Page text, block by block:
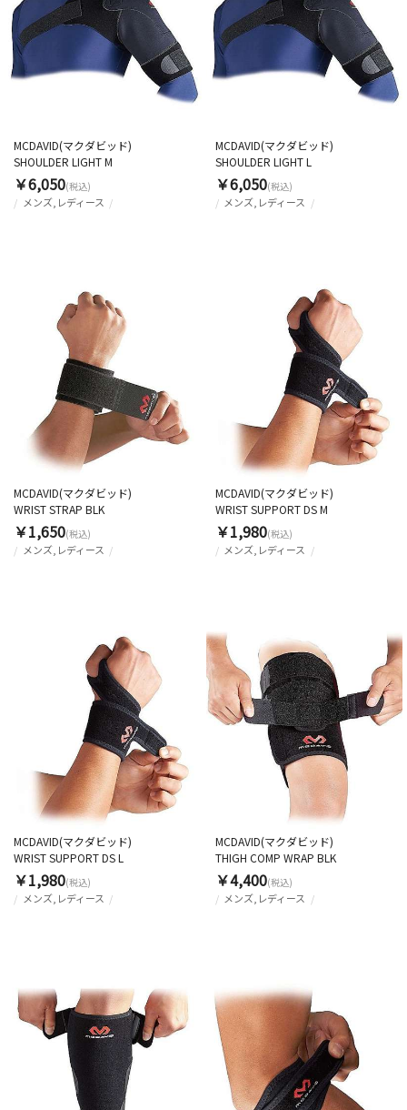
メンズ,レディース
MCDAVID(マクダビッド)
SHOULDER LIGHT M
￥6,050(税込)
メンズ,レディース
MCDAVID(マクダビッド)
SHOULDER LIGHT L
￥6,050(税込)
メンズ,レディース
MCDAVID(マクダビッド)
WRIST STRAP BLK
￥1,650(税込)
メンズ,レディース
MCDAVID(マクダビッド)
WRIST SUPPORT DS M
￥1,980(税込)
メンズ,レディース
MCDAVID(マクダビッド)
WRIST SUPPORT DS L
￥1,980(税込)
メンズ,レディース
MCDAVID(マクダビッド)
THIGH COMP WRAP BLK
￥4,400(税込)